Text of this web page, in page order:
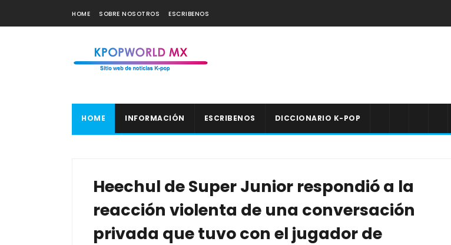
HOME SOBRE NOSOTROS ESCRIBENOS
HOME INFORMACIÓN ESCRIBENOS DICCIONARIO K-POP
Heechul de Super Junior respondió a la
reacción violenta de una conversación
privada que tuvo con el jugador de